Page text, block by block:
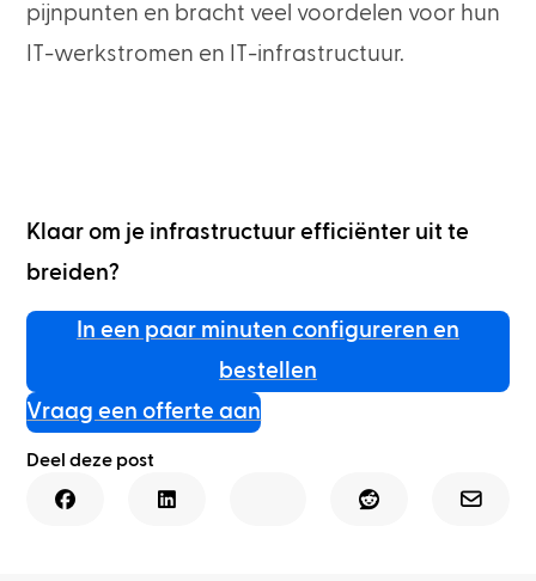
pijnpunten en bracht veel voordelen voor hun
IT-werkstromen en IT-infrastructuur.
Klaar om je infrastructuur efficiënter uit te
breiden?
In een paar minuten configureren en
bestellen
Vraag een offerte aan
Deel deze post